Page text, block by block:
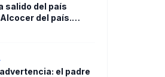
salido del país
del país.
la habría llevado
el padre